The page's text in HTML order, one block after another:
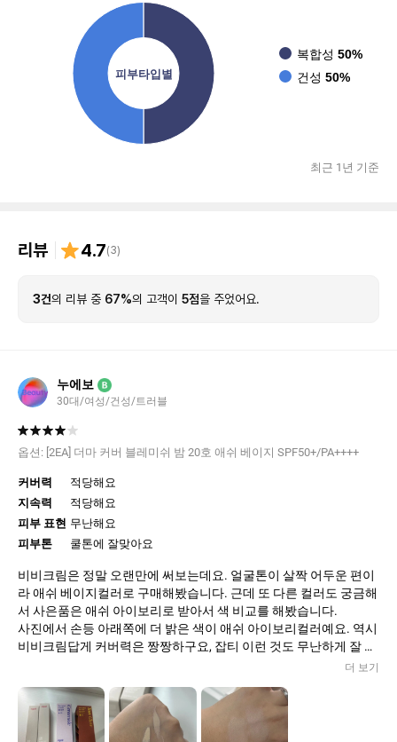
피부타입별
복합성 50%
건성 50%
최근 1년 기준
리뷰 4.7(3)
3건의 리뷰 중 67%의 고객이 5점을 주었어요.
누에보 B
30대/여성/건성/트러블
옵션: [2EA] 더마 커버 블레미쉬 밤 20호 애쉬 베이지 SPF50+/PA++++
커버력
적당해요
지속력
적당해요
피부 표현 무난해요
피부톤
쿨톤에 잘맞아요
비비크림은 정말 오랜만에 써보는데요. 얼굴톤이 살짝 어두운 편이
라 애쉬 베이지컬러로 구매해봤습니다. 근데 또 다른 컬러도 궁금해
서 사은품은 애쉬 아이보리로 받아서 색 비교를 해봤습니다.
사진에서 손등 아래쪽에 더 밝은 색이 애쉬 아이보리컬러예요. 역시
비비크림답게 커버력은 짱짱하구요, 잡티 이런 것도 무난하게 잘 가
려집니다. 두개구성 세트라서 하나는 선물로 주거나 아니면 그냥 써
더 보기